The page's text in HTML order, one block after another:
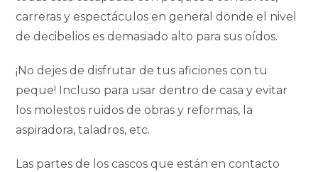
carreras y espectáculos en general donde el nivel
de decibelios es demasiado alto para sus oídos.
¡No dejes de disfrutar de tus aficiones con tu
peque! Incluso para usar dentro de casa y evitar
los molestos ruidos de obras y reformas, la
aspiradora, taladros, etc.
Las partes de los cascos que están en contacto